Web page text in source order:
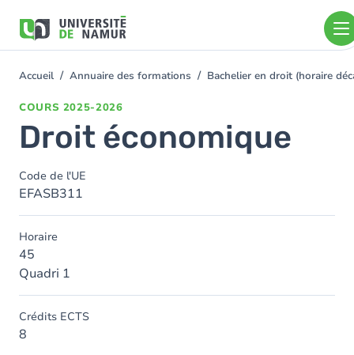
contenu
You
Accueil Annuaire des formations Bachelier en droit (horaire
COURS 2025-2026
Droit économique
Code de l'UE
EFASB311
Horaire
45
Quadri 1
Crédits ECTS
8